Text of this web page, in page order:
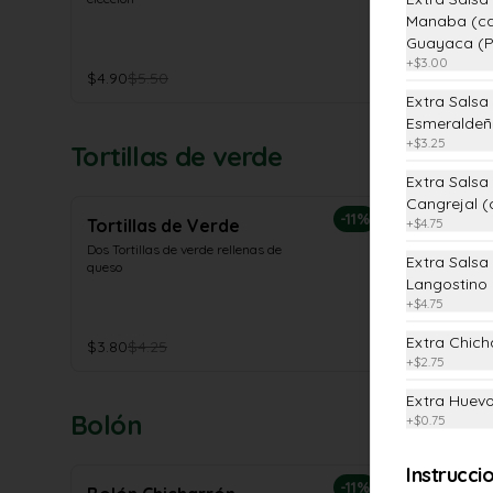
$4.90$5.50
Tortillas de verde
-11%
Tortillas de Verde
Dos Tortillas de verde rellenas de
queso
$3.80$4.25
Bolón
-11%
Manaba
Guayaca
+$3.00
Extra Salsa
+$3.25
Extra Salsa
Cangrejal
+$4.75
Extra Salsa
Langostino
+$4.75
Extra
+$2.75
Extra Huevo
+$0.75